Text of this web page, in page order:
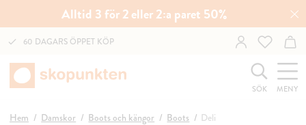
Alltid 3 för 2 eller 2:a paret 50%
60 DAGARS ÖPPET KÖP
SÖK MENY
Hem Damskor Boots och kängor Boots Deli